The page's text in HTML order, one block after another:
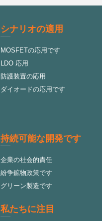
シナリオの適用
MOSFETの応用です
LDO 応用
防護装置の応用
ダイオードの応用です
持続可能な開発です
企業の社会的責任
紛争鉱物政策です
グリーン製造です
私たちに注目